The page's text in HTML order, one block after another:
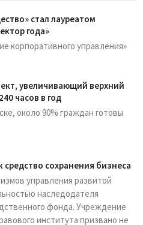
стал лауреатом
года»
корпоративного управления»
увеличивающий верхний
часов в год
около 90% граждан готовы
сохранения бизнеса
управления развитой
наследодателя
фонда. Учреждение
института призвано не